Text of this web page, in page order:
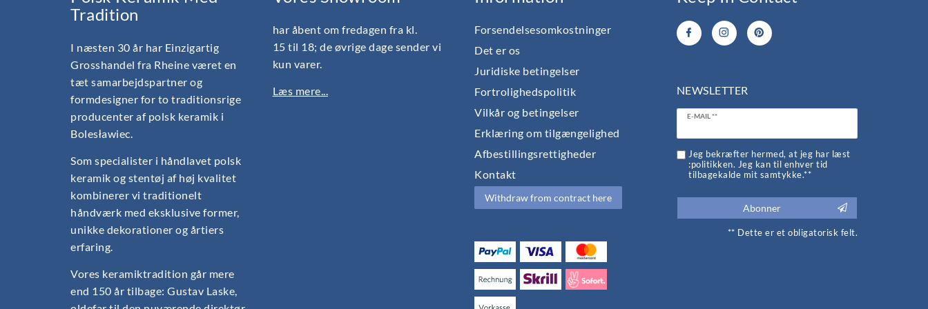
Tradition
I næsten 30 år har Einzigartig
Grosshandel fra Rheine været en
tæt samarbejdspartner og
formdesigner for to traditionsrige
producenter af polsk keramik i
Bolesławiec.
Som specialister i håndlavet polsk
keramik og stentøj af høj kvalitet
kombinerer vi traditionelt
håndværk med eksklusive former,
unikke dekorationer og årtiers
erfaring.
Vores keramiktradition går mere
end 150 år tilbage: Gustav Laske,
har åbent om fredagen fra kl.
15 til 18; de øvrige dage sender vi
kun varer.
Læs mere...
Forsendelsesomkostninger
Det er os
Juridiske betingelser
Fortrolighedspolitik
Vilkår og betingelser
Erklæring om tilgængelighed
Afbestillingsrettigheder
Kontakt
Withdraw from contract here
NEWSLETTER
E-MAIL **
Ceres::Template.newsletterHoneypotLabel
Jeg bekræfter hermed, at jeg har læst
:politikken. Jeg kan til enhver tid
tilbagekalde mit samtykke.**
Abonner
** Dette er et obligatorisk felt.